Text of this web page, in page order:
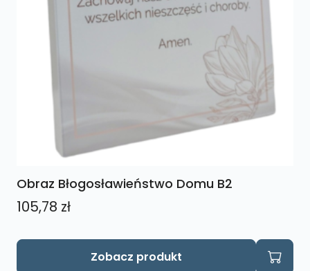
Obraz Błogosławieństwo Domu B2
105,78 zł
Zobacz produkt